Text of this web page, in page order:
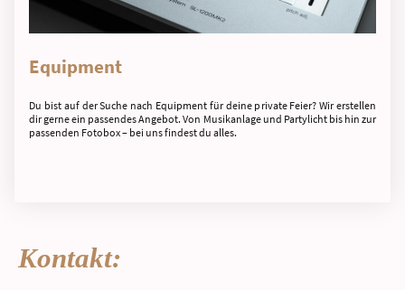
Equipment
Du bist auf der Suche nach Equipment für deine private Feier? Wir erstellen
dir gerne ein passendes Angebot. Von Musikanlage und Partylicht bis hin zur
passenden Fotobox – bei uns findest du alles.
Kontakt: